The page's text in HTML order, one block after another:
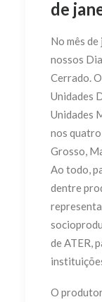
de
No mês
nossos
Cerrado.
Unidades
Unidades
nos
Grosso,
Ao todo,
dentre
de ATER,
O